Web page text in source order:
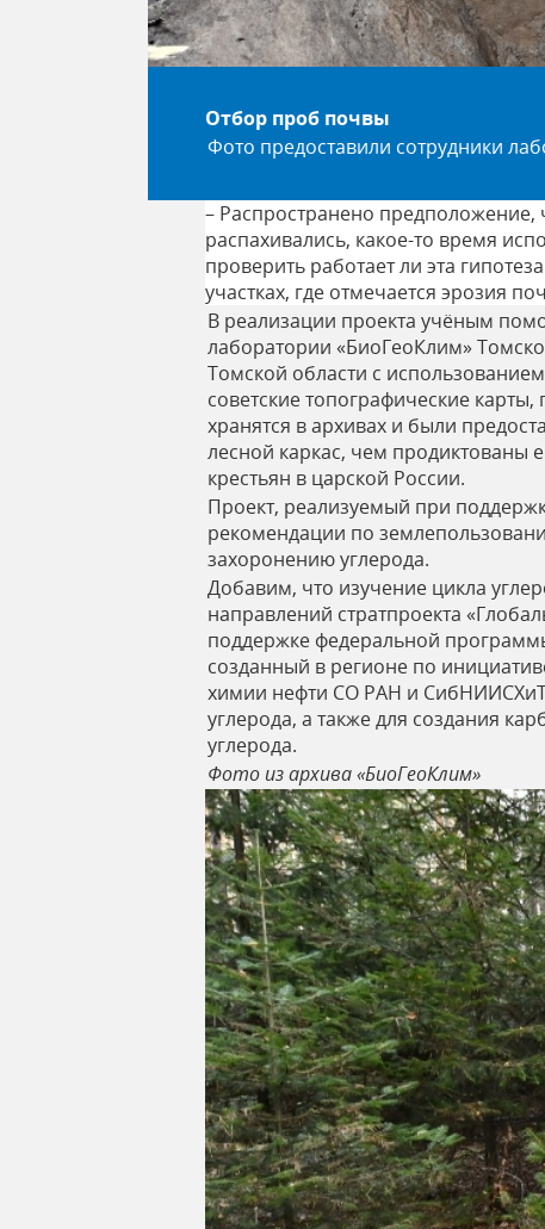
Отбор проб почвы
Фото предоставили сотрудники
– Распространено
распахивались, какое-то время
проверить работает ли эта
участках, где отмечается эрозия
В реализации проекта учёным
лаборатории «БиоГеоКлим»
Томской области с
советские топографические
хранятся в архивах и были
лесной каркас, чем продиктованы
крестьян в царской России.
Проект, реализуемый при
рекомендации по
захоронению углерода.
Добавим, что изучение цикла
направлений стратпроекта
поддержке федеральной
созданный в регионе по
химии нефти СО РАН и
углерода, а также для создания
углерода.
Фото из архива «БиоГеоКлим»